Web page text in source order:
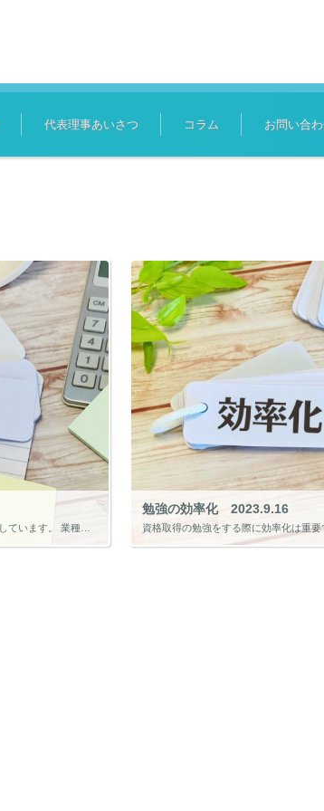
代表理事あいさつ コラム お問い合
多くの人が何かしらの仕事をしています。 業種も、製造業、建設業、卸売業、小売業、飲食業、理美容業など様々です。 そして、仕事での立場も役員、部長、課長、係長、主任、パートやアルバイトなどがあります。 私の知人で同じ支援機 […]
勉強の効率化 2023.9.16